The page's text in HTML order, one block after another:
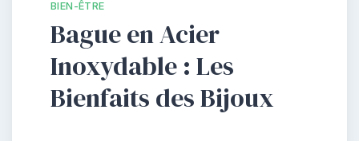
BIEN-ÊTRE
Bague en Acier
Inoxydable : Les
Bienfaits des Bijoux